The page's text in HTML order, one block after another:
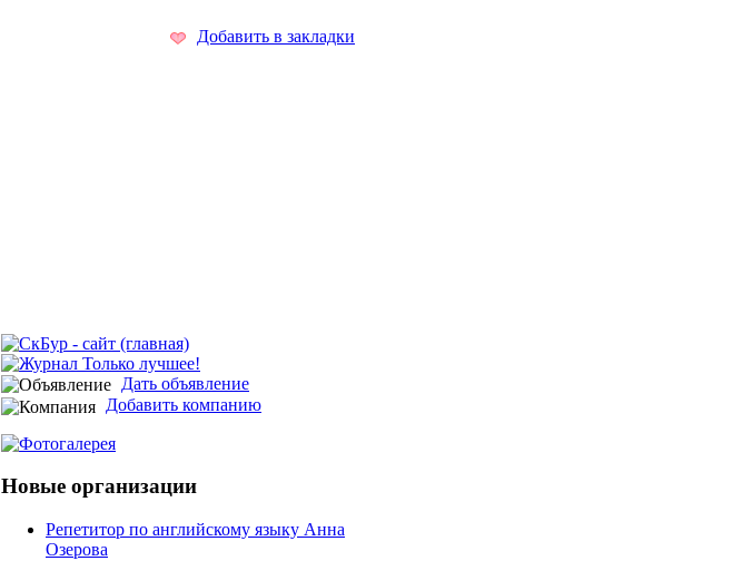
Добавить в закладки
Дать объявление
Добавить компанию
Новые организации
Репетитор по английскому языку Анна
Озерова